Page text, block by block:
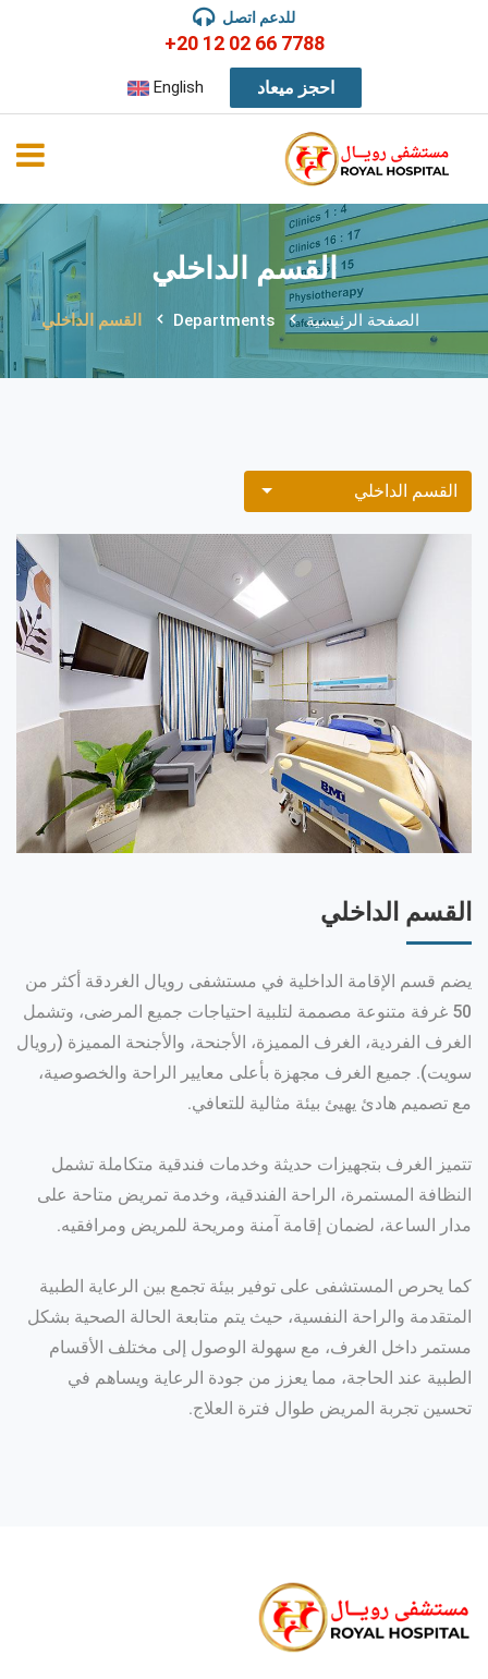
للدعم اتصل
+20 12 02 66 7788
احجز ميعاد English
القسم الداخلي
الصفحة الرئيسية Departments القسم الداخلي
القسم الداخلي
القسم الداخلي
يضم قسم الإقامة الداخلية في مستشفى رويال الغردقة أكثر من
50 غرفة متنوعة مصممة لتلبية احتياجات جميع المرضى، وتشمل
الغرف الفردية، الغرف المميزة، الأجنحة، والأجنحة المميزة (رويال
سويت). جميع الغرف مجهزة بأعلى معايير الراحة والخصوصية،
مع تصميم هادئ يهيئ بيئة مثالية للتعافي.
تتميز الغرف بتجهيزات حديثة وخدمات فندقية متكاملة تشمل
النظافة المستمرة، الراحة الفندقية، وخدمة تمريض متاحة على
مدار الساعة، لضمان إقامة آمنة ومريحة للمريض ومرافقيه.
كما يحرص المستشفى على توفير بيئة تجمع بين الرعاية الطبية
المتقدمة والراحة النفسية، حيث يتم متابعة الحالة الصحية بشكل
مستمر داخل الغرف، مع سهولة الوصول إلى مختلف الأقسام
الطبية عند الحاجة، مما يعزز من جودة الرعاية ويساهم في
تحسين تجربة المريض طوال فترة العلاج.